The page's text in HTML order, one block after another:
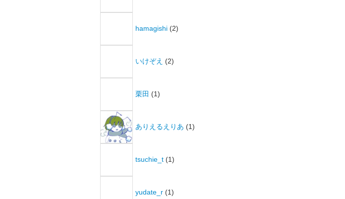
hamagishi (2)
いけぞえ (2)
栗田 (1)
ありえるえりあ (1)
tsuchie_t (1)
yudate_r (1)